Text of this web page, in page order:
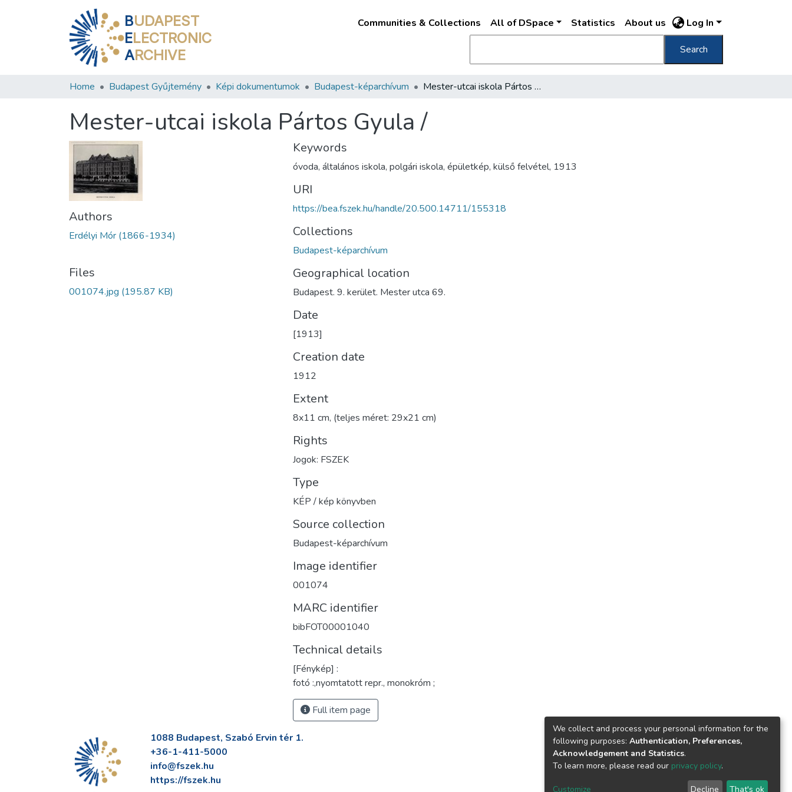
BUDAPEST
ELECTRONIC
ARCHIVE
Communities & Collections All of DSpace Statistics About us Log In
Search
Home Budapest Gyűjtemény Képi dokumentumok Budapest-képarchívum Mester-utcai iskola Pártos Gyula /
Mester-utcai iskola Pártos Gyula /
Authors
Erdélyi Mór (1866-1934)
Files
001074.jpg (195.87 KB)
Keywords
óvoda, általános iskola, polgári iskola, épületkép, külső felvétel, 1913
URI
https://bea.fszek.hu/handle/20.500.14711/155318
Collections
Budapest-képarchívum
Geographical location
Budapest. 9. kerület. Mester utca 69.
Date
[1913]
Creation date
1912
Extent
8x11 cm, (teljes méret: 29x21 cm)
Rights
Jogok: FSZEK
Type
KÉP / kép könyvben
Source collection
Budapest-képarchívum
Image identifier
001074
MARC identifier
bibFOT00001040
Technical details
[Fénykép] :
fotó :,nyomtatott repr., monokróm ;
Full item page
1088 Budapest, Szabó Ervin tér 1.
+36-1-411-5000
info@fszek.hu
https://fszek.hu
We collect and process your personal information for the
following purposes: Authentication, Preferences,
Acknowledgement and Statistics.
To learn more, please read our privacy policy.
Customize Decline That's ok